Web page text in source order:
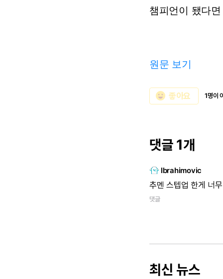
챔피언이 됐다면
원문 보기
emoji_emotions 좋아요 1명이
댓글 1개
Ibrahimovic
추멘 스텝업 한게 너무
댓글
최신 뉴스